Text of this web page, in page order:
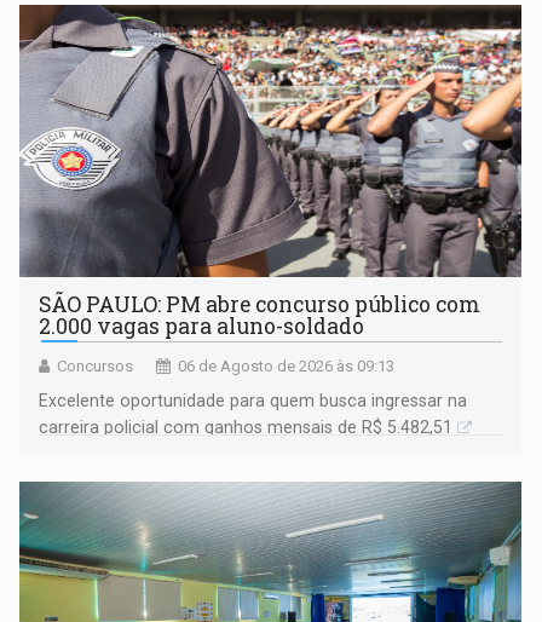
SÃO PAULO: PM abre concurso público com
2.000 vagas para aluno-soldado
Concursos 06 de Agosto de 2026 às 09:13
Excelente oportunidade para quem busca ingressar na
carreira policial com ganhos mensais de R$ 5.482,51